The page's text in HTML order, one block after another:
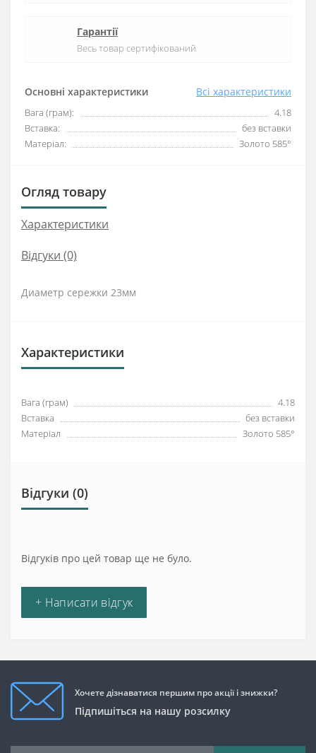
Основні характеристики Всі характеристики
Вага (грам):
4.18
Вставка:
без вставки
Матеріал:
Золото 585°
Гарантії
Весь товар сертифікований
Огляд товару
Характеристики
Відгуки (0)
Диаметр сережки 23мм
Характеристики
Вага (грам)
4.18
Вставка
без вставки
Матеріал
Золото 585°
Відгуки (0)
Відгуків про цей товар ще не було.
+ Написати відгук
Хочете дізнаватися першим про акції і знижки?
Підпишіться на нашу розсилку